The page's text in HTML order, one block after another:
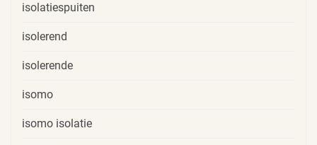
isolatiespuiten
isolerend
isolerende
isomo
isomo isolatie